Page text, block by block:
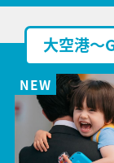
大空港～